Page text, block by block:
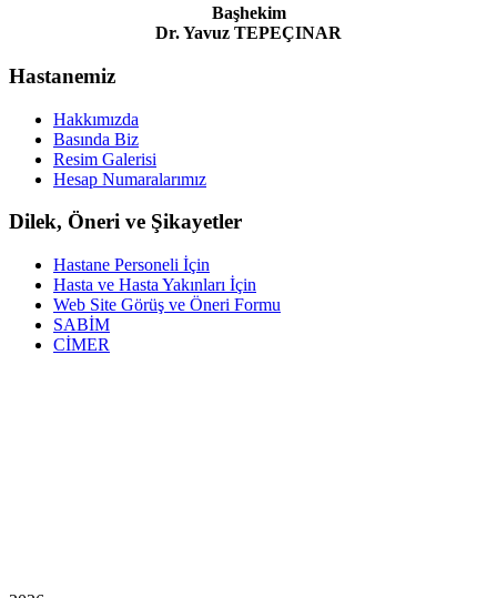
Başhekim
Dr. Yavuz TEPEÇINAR
Hastanemiz
Hakkımızda
Basında Biz
Resim Galerisi
Hesap Numaralarımız
Dilek, Öneri ve Şikayetler
Hastane Personeli İçin
Hasta ve Hasta Yakınları İçin
Web Site Görüş ve Öneri Formu
SABİM
CİMER